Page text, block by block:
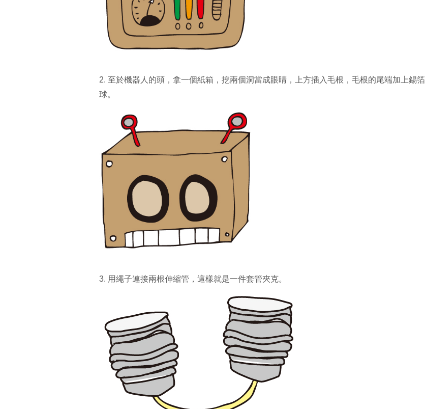
2. 至於機器人的頭，拿一個紙箱，挖兩個洞當成眼睛，上方插入毛根，毛根的尾端加上錫箔
球。
3. 用繩子連接兩根伸縮管，這樣就是一件套管夾克。